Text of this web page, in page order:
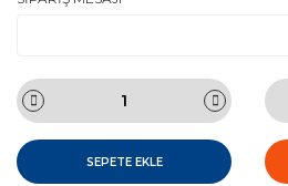
SEPETE EKLE